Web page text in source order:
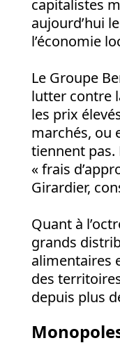
capitalistes
aujourd’hui
l’économie
Le Groupe
lutter contre
les prix
marchés, ou
tiennent
« frais
Girardier,
Quant à
grands
alimentaires
des
depuis plus